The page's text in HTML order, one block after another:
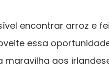
encontrar arroz e
essa
maravilha aos